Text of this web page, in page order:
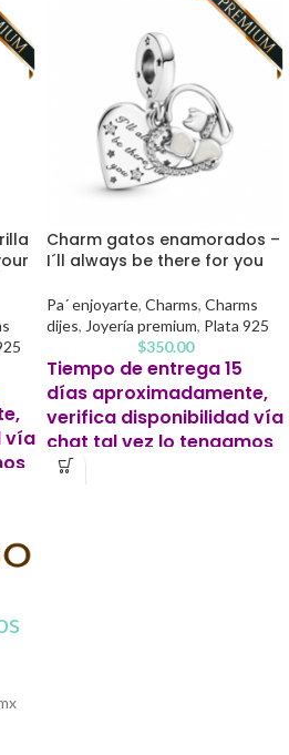
vía
Charm gatos enamorados –
I´ll always be there for you
Pa´ enjoyarte, Charms, Charms
dijes, Joyería premium, Plata 925
$350.00
Tiempo de entrega 15
días aproximadamente,
verifica disponibilidad vía
chat tal vez lo tengamos
listo antes.